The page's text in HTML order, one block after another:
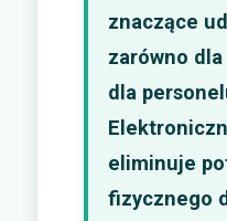
znaczące
zarówno
dla
eliminuje
fizycznego